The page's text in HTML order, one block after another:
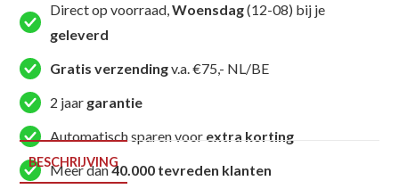
Uniform
approved
Wit
(JC-
aantal
Direct op voorraad,Woensdag(12-08) bij je
geleverd
Gratis verzendingv.a. €75,- NL/BE
2 jaar garantie
Automatisch sparen voor extra korting
Meer dan40.000 tevreden klanten
BESCHRIJVING